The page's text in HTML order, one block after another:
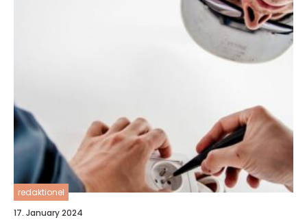
redaktionel
17. January 2024